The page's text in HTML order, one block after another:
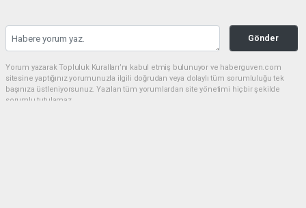
Gönder
Yorum yazarak Topluluk Kuralları’nı kabul etmiş bulunuyor ve haberguven.com
sitesine yaptığınız yorumunuzla ilgili doğrudan veya dolaylı tüm sorumluluğu tek
başınıza üstleniyorsunuz. Yazılan tüm yorumlardan site yönetimi hiçbir şekilde
sorumlu tutulamaz.